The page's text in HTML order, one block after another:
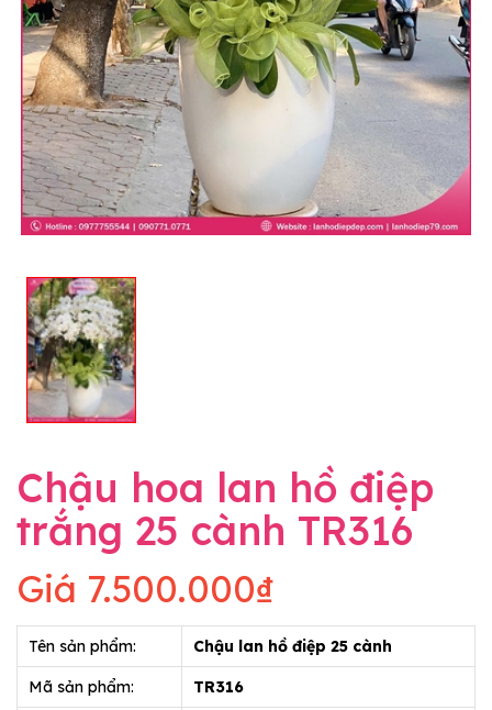
Chậu hoa lan hồ điệp
trắng 25 cành TR316
Giá 7.500.000₫
Tên sản phẩm: Chậu lan hồ điệp 25 cành
Mã sản phẩm: TR316